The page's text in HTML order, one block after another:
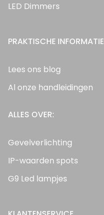
LED Dimmers
PRAKTISCHE INFORMATIE
Lees ons blog
Al onze handleidingen
ALLES OVER:
Gevelverlichting
IP-waarden spots
G9 Led lampjes